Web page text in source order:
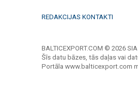
REDAKCIJAS KONTAKTI
BALTICEXPORT.COM © 2026
Šīs datu bāzes, tās daļas vai
Portāla www.balticexport.com